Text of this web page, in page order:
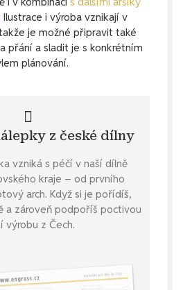
Ilustrace i výroba vznikají v
je možné připravit také
přání a sladit je s konkrétním
plánování.
z české dílny
vzniká s péčí v naší dílně
kraje – od prvního
arch. Když si je pořídíš,
a zároveň podpoříš poctivou
výrobu z Čech.